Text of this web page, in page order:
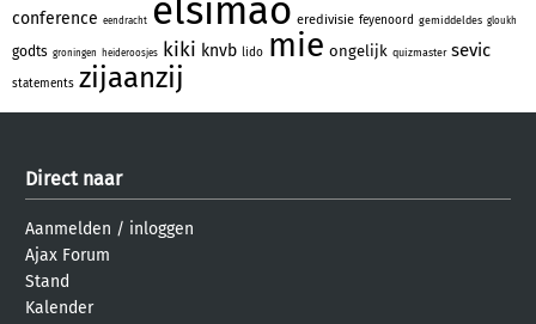
conference eendracht elsimao eredivisie feyenoord gemiddeldes gloukh
godts groningen heideroosjes kiki knvb lido mie ongelijk quizmaster sevic
statements zijaanzij
Direct naar
Aanmelden / inloggen
Ajax Forum
Stand
Kalender